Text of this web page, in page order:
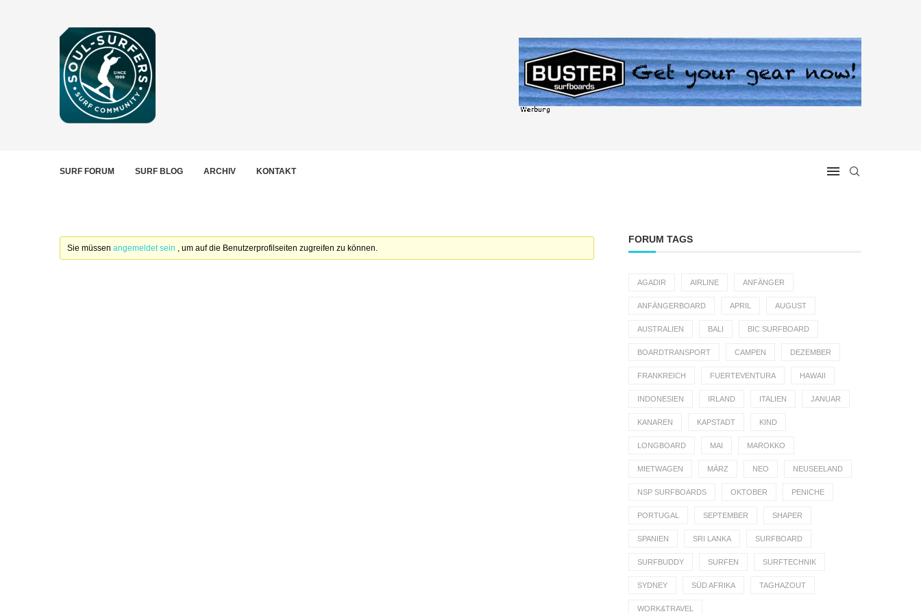
SURF FORUM SURF BLOG ARCHIV KONTAKT
Sie müssenangemeldet sein , um auf die Benutzerprofilseiten zugreifen zu können.
FORUM TAGS
AGADIR AIRLINE ANFÄNGER
ANFÄNGERBOARD APRIL AUGUST
AUSTRALIEN BALI BIC SURFBOARD
BOARDTRANSPORT CAMPEN DEZEMBER
FRANKREICH FUERTEVENTURA HAWAII
INDONESIEN IRLAND ITALIEN JANUAR
KANAREN KAPSTADT KIND
LONGBOARD MAI MAROKKO
MIETWAGEN MÄRZ NEO NEUSEELAND
NSP SURFBOARDS OKTOBER PENICHE
PORTUGAL SEPTEMBER SHAPER
SPANIEN SRI LANKA SURFBOARD
SURFBUDDY SURFEN SURFTECHNIK
SYDNEY SÜD AFRIKA TAGHAZOUT
WORK&TRAVEL